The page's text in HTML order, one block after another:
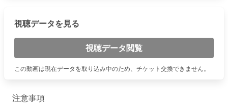
視聴データを見る
視聴データ閲覧
この動画は現在データを取り込み中のため、チケット交換できません。
注意事項